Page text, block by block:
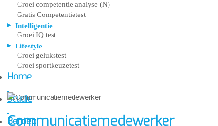
Groei competentie analyse (N)
Gratis Competentietest
Intelligentie
Groei IQ test
Lifestyle
Groei gelukstest
Groei sportkeuzetest
Home
Studie
Beroep
Communicatiemedewerker